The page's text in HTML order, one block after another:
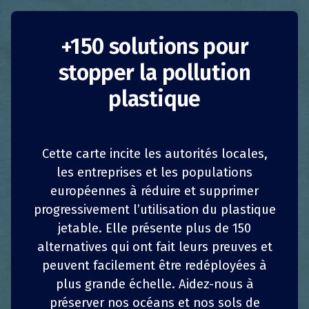
Table ronde
allemande sur les
déchets marins
Interdictions
Autorités publiques
La table ronde sur les déchets marins a été
établie en 2016 en tant qu’action d’une
initiative conjointement portée en Allemagne
par le ministère fédéral de l’Environnement, de
la Protection de la nature, de la Sécurité
nucléaire et de la Protection des
1 PARTAGER z PARTAGER
4 PARTAGER
+150 solutions pour
stopper la pollution
plastique
Cette carte incite les autorités locales,
les entreprises et les populations
européennes à réduire et supprimer
progressivement l’utilisation du plastique
jetable. Elle présente plus de 150
alternatives qui ont fait leurs preuves et
peuvent facilement être redéployées à
plus grande échelle. Aidez-nous à
préserver nos océans et nos sols de
1 PARTAGER z PARTAGER
4 PARTAGER